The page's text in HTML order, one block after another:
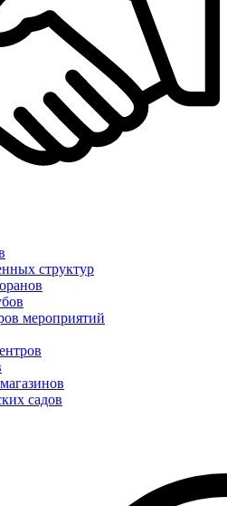
структур
мероприятий
садов